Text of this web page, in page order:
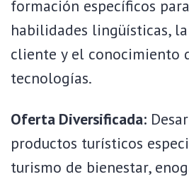
formación específicos
habilidades lingüísticas,
cliente y el conocimiento
tecnologías.
Oferta Diversificada:
productos turísticos
turismo de bienestar,